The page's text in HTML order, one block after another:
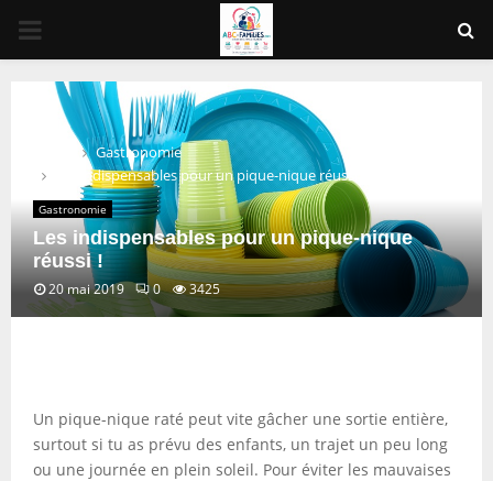
PRIMARY
MENU
Gastronomie
Les indispensables pour un pique-nique réussi !
Gastronomie
Les indispensables pour un pique-nique
réussi !
20 mai 2019 0 3425
Un pique-nique raté peut vite gâcher une sortie entière,
surtout si tu as prévu des enfants, un trajet un peu long
ou une journée en plein soleil. Pour éviter les mauvaises